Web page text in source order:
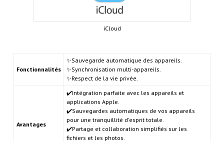
iCloud
Fonctionnalités
✨Sauvegarde automatique des appareils.
✨Synchronisation multi-appareils.
✨Respect de la vie privée.
Avantages
✔️Intégration parfaite avec les appareils et
applications Apple.
✔️Sauvegardes automatiques de vos appareils
pour une tranquillité d'esprit totale.
✔️Partage et collaboration simplifiés sur les
fichiers et les photos.